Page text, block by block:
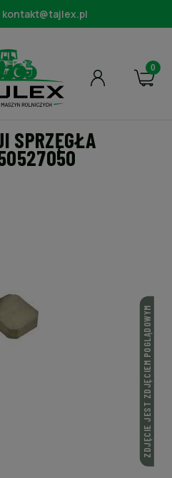
kontakt@tajlex.pl
SPRZĘGŁA
ZDJĘCIE JEST ZDJĘCIEM POGLĄDOWYM